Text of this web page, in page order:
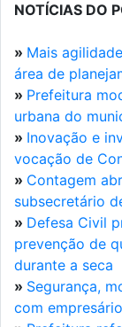
NOTÍCIAS DO
» Mais
área de
» Prefeitura
urbana do
» Inovação e
vocação de
» Contagem
subsecretário
» Defesa Civil
prevenção de
durante a seca
» Segurança,
com